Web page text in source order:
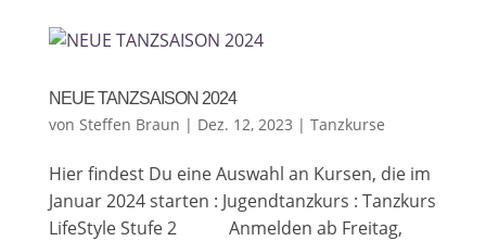
NEUE TANZSAISON 2024
von Steffen Braun | Dez. 12, 2023 | Tanzkurse
Hier findest Du eine Auswahl an Kursen, die im
Januar 2024 starten : Jugendtanzkurs : Tanzkurs
LifeStyle Stufe 2 Anmelden ab Freitag,